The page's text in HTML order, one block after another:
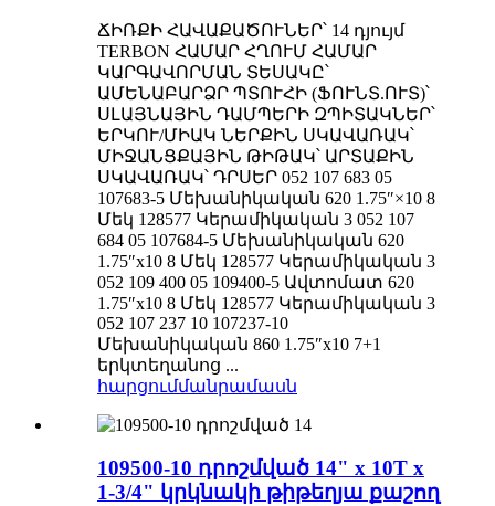
ՃԻՌՔԻ ՀԱՎԱՔԱԾՈՒՆԵՐ՝ 14 դյույմ
TERBON ՀԱՄԱՐ ՀՂՈՒՄ ՀԱՄԱՐ
ԿԱՐԳԱՎՈՐՄԱՆ ՏԵՍԱԿԸ՝
ԱՄԵՆԱԲԱՐՁՐ ՊՏՈՒՀԻ (ՖՈՒՆՏ.ՈՒՏ)՝
ՍԼԱՅՆԱՅԻՆ ԴԱՄՊԵՐԻ ԶՊԻՏԱԿՆԵՐ՝
ԵՐԿՈՒ/ՄԻԱԿ ՆԵՐՔԻՆ ՍԿԱՎԱՌԱԿ՝
ՄԻՋԱՆՑՔԱՅԻՆ ԹԻԹԱԿ՝ ԱՐՏԱՔԻՆ
ՍԿԱՎԱՌԱԿ՝ ԴՐՍԵՐ 052 107 683 05
107683-5 Մեխանիկական 620 1.75″×10 8
Մեկ 128577 Կերամիկական 3 052 107
684 05 107684-5 Մեխանիկական 620
1.75″x10 8 Մեկ 128577 Կերամիկական 3
052 109 400 05 109400-5 Ավտոմատ 620
1.75″x10 8 Մեկ 128577 Կերամիկական 3
052 107 237 10 107237-10
Մեխանիկական 860 1.75″x10 7+1
երկտեղանոց ...
հարցումմանրամասն
109500-10 դրոշմված 14" x 10T x
1-3/4" կրկնակի թիթեղյա քաշող